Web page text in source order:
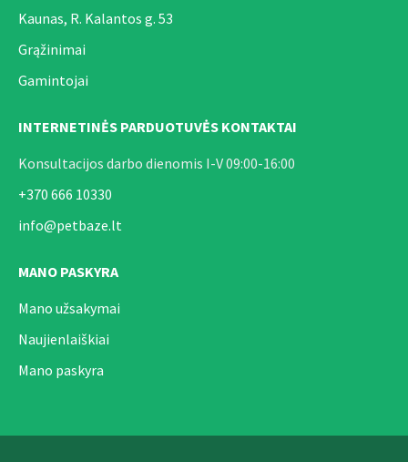
Kaunas, R. Kalantos g. 53
Grąžinimai
Gamintojai
INTERNETINĖS PARDUOTUVĖS KONTAKTAI
Konsultacijos darbo dienomis I-V 09:00-16:00
+370 666 10330
info@petbaze.lt
MANO PASKYRA
Mano užsakymai
Naujienlaiškiai
Mano paskyra